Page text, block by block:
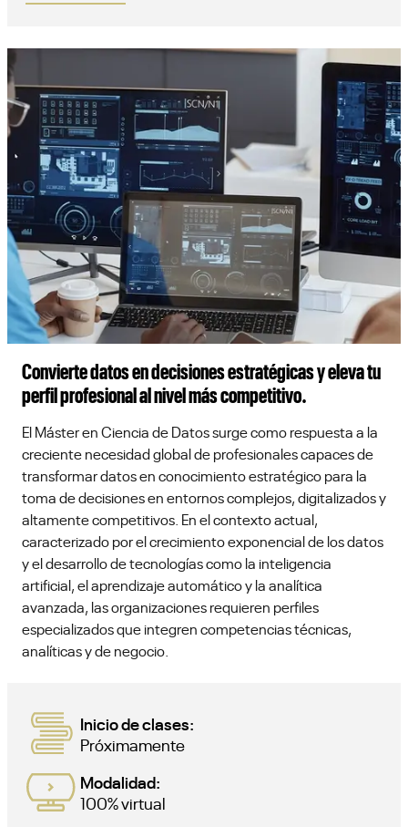
Convierte datos en decisiones estratégicas y eleva tu
perfil profesional al nivel más competitivo.
El Máster en Ciencia de Datos surge como respuesta a la
creciente necesidad global de profesionales capaces de
transformar datos en conocimiento estratégico para la
toma de decisiones en entornos complejos, digitalizados y
altamente competitivos. En el contexto actual,
caracterizado por el crecimiento exponencial de los datos
y el desarrollo de tecnologías como la inteligencia
artificial, el aprendizaje automático y la analítica
avanzada, las organizaciones requieren perfiles
especializados que integren competencias técnicas,
analíticas y de negocio.
Inicio de clases:
Próximamente
Modalidad:
100% virtual